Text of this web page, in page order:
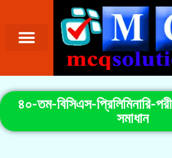
৪০-তম-বিসিএস-প্রিলিমিনারি-
সমাধান